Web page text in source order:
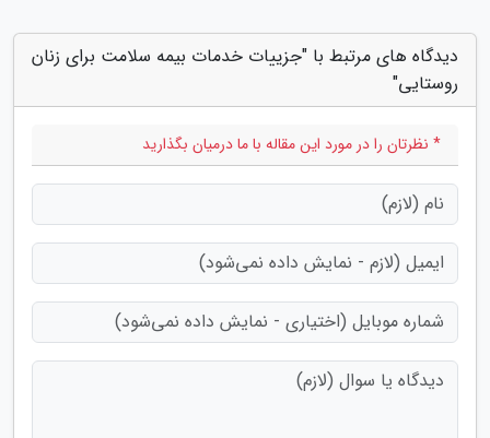
دیدگاه های مرتبط با "جزییات خدمات بیمه سلامت برای زنان
روستایی"
* نظرتان را در مورد این مقاله با ما درمیان بگذارید